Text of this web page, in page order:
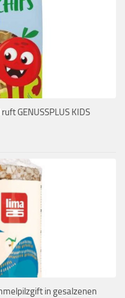
GENUSSPLUS KIDS
in gesalzenen